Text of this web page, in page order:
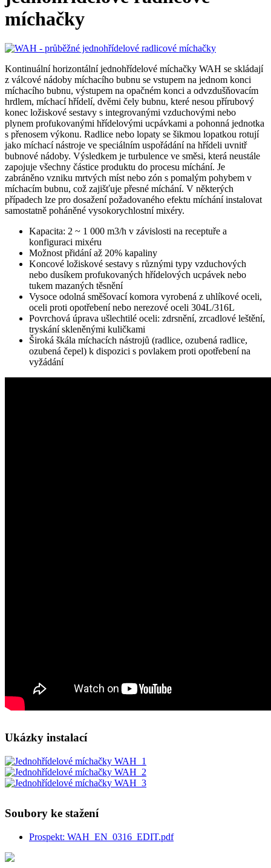
míchačky
Kontinuální horizontální jednohřídelové míchačky WAH se skládají
z válcové nádoby míchacího bubnu se vstupem na jednom konci
míchacího bubnu, výstupem na opačném konci a odvzdušňovacím
hrdlem, míchací hřídelí, dvěmi čely bubnu, které nesou přírubový
konec ložiskové sestavy s integrovanými vzduchovými nebo
plynem profukovanými hřídelovými ucpávkami a pohonná jednotka
s přenosem výkonu. Radlice nebo lopaty se šikmou lopatkou rotují
jako míchací nástroje ve speciálním uspořádání na hřídeli uvnitř
bubnové nádoby. Výsledkem je turbulence ve směsi, která neustále
zapojuje všechny částice produktu do procesu míchání. Je
zabráněno vzniku mrtvých míst nebo zón s pomalým pohybem v
míchacím bubnu, což zajišťuje přesné míchání. V některých
případech lze pro dosažení požadovaného efektu míchání instalovat
samostatně poháněné vysokorychlostní mixéry.
Kapacita: 2 ~ 1 000 m3/h v závislosti na receptuře a
konfiguraci mixéru
Možnost přidání až 20% kapaliny
Koncové ložiskové sestavy s různými typy vzduchových
nebo dusíkem profukovaných hřídelových ucpávek nebo
tukem mazaných těsnění
Vysoce odolná směšovací komora vyrobená z uhlíkové oceli,
oceli proti opotřebení nebo nerezové oceli 304L/316L
Povrchová úprava ušlechtilé oceli: zdrsnění, zrcadlové leštění,
tryskání skleněnými kuličkami
Široká škála míchacích nástrojů (radlice, ozubená radlice,
ozubená čepel) k dispozici s povlakem proti opotřebení na
vyžádání
Ukázky instalací
Soubory ke stažení
Prospekt: WAH_EN_0316_EDIT.pdf